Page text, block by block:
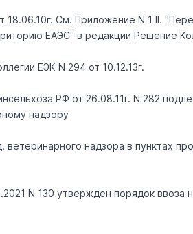
18.06.10г. См. Приложение N 1 II.
ЕАЭС" в редакции Решение
ЕЭК N 294 от 10.12.13г.
РФ от 26.08.11г. N 282
надзору
ветеринарного надзора в пунктах
N 130 утвержден порядок